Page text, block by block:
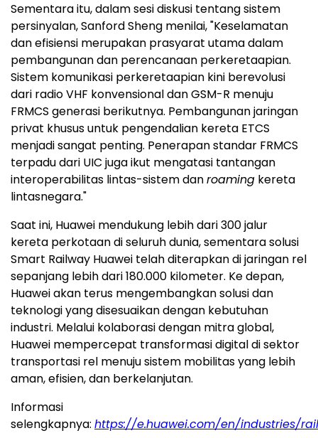
Sementara itu, dalam sesi diskusi tentang sistem
persinyalan, Sanford Sheng menilai, "Keselamatan
dan efisiensi merupakan prasyarat utama dalam
pembangunan dan perencanaan perkeretaapian.
Sistem komunikasi perkeretaapian kini berevolusi
dari radio VHF konvensional dan GSM-R menuju
FRMCS generasi berikutnya. Pembangunan jaringan
privat khusus untuk pengendalian kereta ETCS
menjadi sangat penting. Penerapan standar FRMCS
terpadu dari UIC juga ikut mengatasi tantangan
interoperabilitas lintas-sistem danroaming kereta
lintasnegara."
Saat ini, Huawei mendukung lebih dari 300 jalur
kereta perkotaan di seluruh dunia, sementara solusi
Smart Railway Huawei telah diterapkan di jaringan rel
sepanjang lebih dari 180.000 kilometer. Ke depan,
Huawei akan terus mengembangkan solusi dan
teknologi yang disesuaikan dengan kebutuhan
industri. Melalui kolaborasi dengan mitra global,
Huawei mempercepat transformasi digital di sektor
transportasi rel menuju sistem mobilitas yang lebih
aman, efisien, dan berkelanjutan.
Informasi
selengkapnya: https://e.huawei.com/en/industries/